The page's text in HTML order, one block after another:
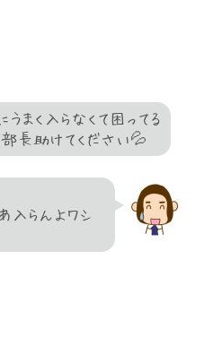
まく入らなくて困ってる
長助けてください💦
入らんよワシ